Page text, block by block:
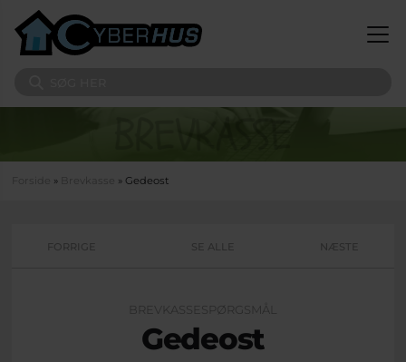
Du er her
» Brevkasse » Gedeost
FORRIGE SE ALLE NÆSTE
BREVKASSESPØRGSMÅL
Gedeost